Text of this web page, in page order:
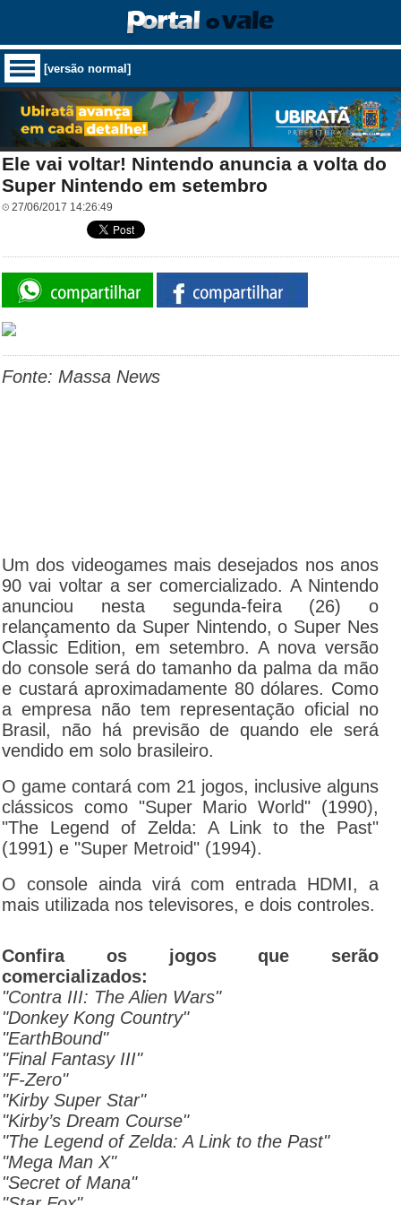
[versão normal]
Ele vai voltar! Nintendo anuncia a volta do
Super Nintendo em setembro
27/06/2017 14:26:49
Fonte: Massa News
Um dos videogames mais desejados nos anos
90 vai voltar a ser comercializado. A Nintendo
anunciou nesta segunda-feira (26) o
relançamento da Super Nintendo, o Super Nes
Classic Edition, em setembro. A nova versão
do console será do tamanho da palma da mão
e custará aproximadamente 80 dólares. Como
a empresa não tem representação oficial no
Brasil, não há previsão de quando ele será
vendido em solo brasileiro.
O game contará com 21 jogos, inclusive alguns
clássicos como "Super Mario World" (1990),
"The Legend of Zelda: A Link to the Past"
(1991) e "Super Metroid" (1994).
O console ainda virá com entrada HDMI, a
mais utilizada nos televisores, e dois controles.
Confira os jogos que serão
comercializados:
"Contra III: The Alien Wars"
"Donkey Kong Country"
"EarthBound"
"Final Fantasy III"
"F-Zero"
"Kirby Super Star"
"Kirby’s Dream Course"
"The Legend of Zelda: A Link to the Past"
"Mega Man X"
"Secret of Mana"